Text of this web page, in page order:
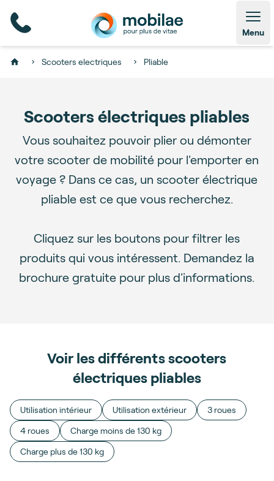
Menu
Home Scooters electriques Pliable
Scooters électriques pliables
Vous souhaitez pouvoir plier ou démonter
votre scooter de mobilité pour l'emporter en
voyage ? Dans ce cas, un scooter électrique
pliable est ce que vous recherchez.
Cliquez sur les boutons pour filtrer les
produits qui vous intéressent. Demandez la
brochure gratuite pour plus d'informations.
Voir les différents scooters
électriques pliables
Utilisation intérieur Utilisation extérieur
3 roues
4 roues
Charge moins de 130 kg
Charge plus de 130 kg